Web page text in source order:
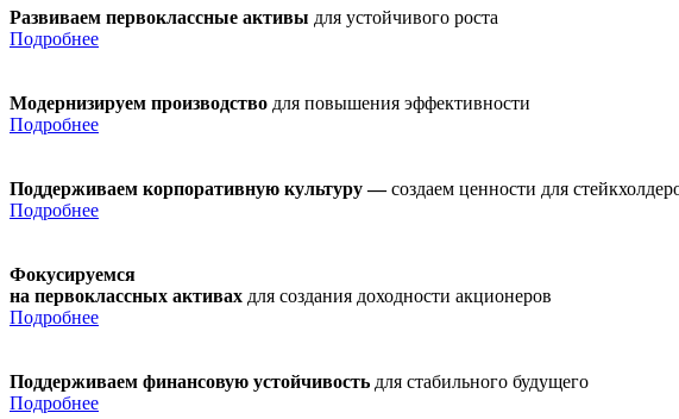
Развиваем первоклассные активы для устойчивого роста
Подробнее
Модернизируем производство для повышения эффективности
Подробнее
Поддерживаем корпоративную культуру —создаем ценности для
Подробнее
Фокусируемся
на первоклассных активах для создания доходности акционеров
Подробнее
Поддерживаем финансовую устойчивость для стабильного будущего
Подробнее